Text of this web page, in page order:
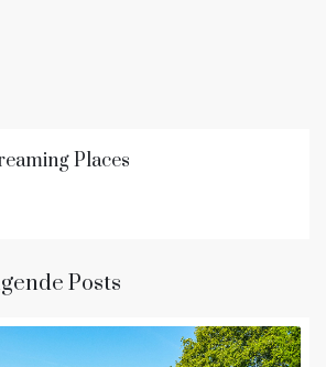
Places
Posts